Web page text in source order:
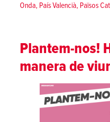
Onda, País Valencià, Països
Plantem-nos!
manera de